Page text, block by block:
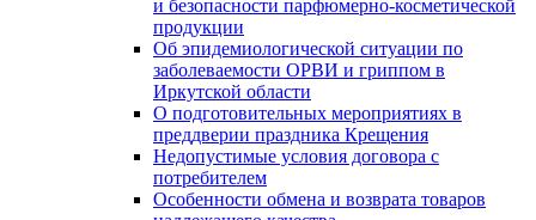
и безопасности парфюмерно-косметической
продукции
Об эпидемиологической ситуации по
заболеваемости ОРВИ и гриппом в
Иркутской области
О подготовительных мероприятиях в
преддверии праздника Крещения
Недопустимые условия договора с
потребителем
Особенности обмена и возврата товаров